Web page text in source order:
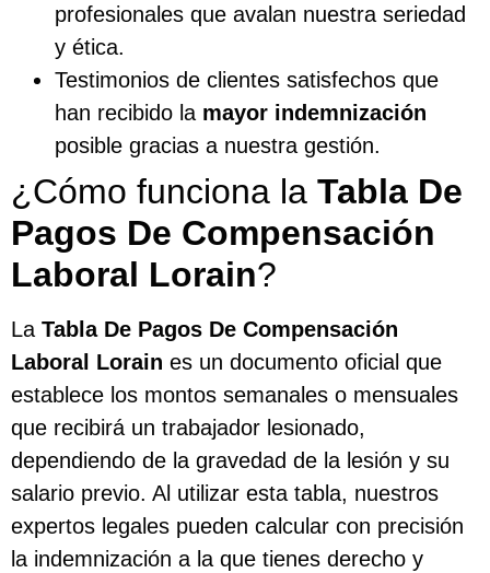
profesionales que avalan nuestra seriedad
y ética.
Testimonios de clientes satisfechos que
han recibido la mayor indemnización
posible gracias a nuestra gestión.
¿Cómo funciona la Tabla De
Pagos De Compensación
Laboral Lorain?
La Tabla De Pagos De Compensación
Laboral Lorain es un documento oficial que
establece los montos semanales o mensuales
que recibirá un trabajador lesionado,
dependiendo de la gravedad de la lesión y su
salario previo. Al utilizar esta tabla, nuestros
expertos legales pueden calcular con precisión
la indemnización a la que tienes derecho y